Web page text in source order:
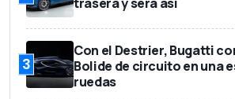
3
Con el Destrier, Bugatti
Bolide de circuito en una
ruedas